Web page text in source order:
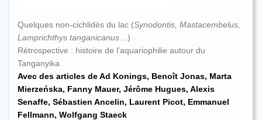
Quelques non-cichlidés du lac (Synodontis, Mastacembelus,
Lamprichthys tanganicanus …)
Rétrospective : histoire de l’aquariophilie autour du
Tanganyika
Avec des articles de Ad Konings, Benoît Jonas, Marta
Mierzeńska, Fanny Mauer, Jérôme Hugues, Alexis
Senaffe, Sébastien Ancelin, Laurent Picot, Emmanuel
Fellmann, Wolfgang Staeck